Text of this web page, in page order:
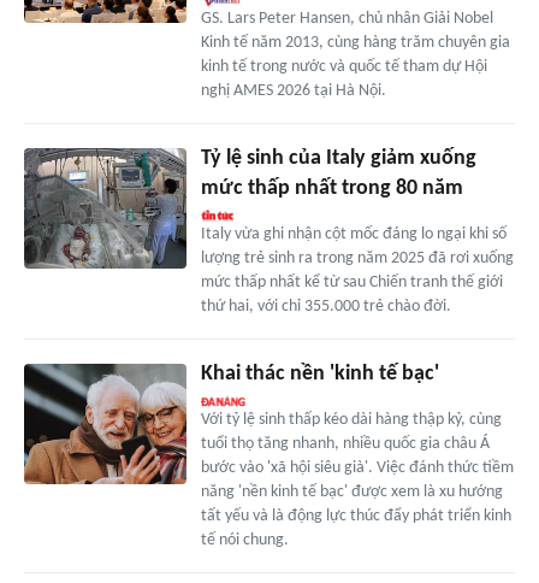
GS. Lars Peter Hansen, chủ nhân Giải Nobel
Kinh tế năm 2013, cùng hàng trăm chuyên gia
kinh tế trong nước và quốc tế tham dự Hội
nghị AMES 2026 tại Hà Nội.
Tỷ lệ sinh của Italy giảm xuống
mức thấp nhất trong 80 năm
Italy vừa ghi nhận cột mốc đáng lo ngại khi số
lượng trẻ sinh ra trong năm 2025 đã rơi xuống
mức thấp nhất kể từ sau Chiến tranh thế giới
thứ hai, với chỉ 355.000 trẻ chào đời.
Khai thác nền 'kinh tế bạc'
Với tỷ lệ sinh thấp kéo dài hàng thập kỷ, cùng
tuổi thọ tăng nhanh, nhiều quốc gia châu Á
bước vào 'xã hội siêu già'. Việc đánh thức tiềm
năng 'nền kinh tế bạc' được xem là xu hướng
tất yếu và là động lực thúc đẩy phát triển kinh
tế nói chung.